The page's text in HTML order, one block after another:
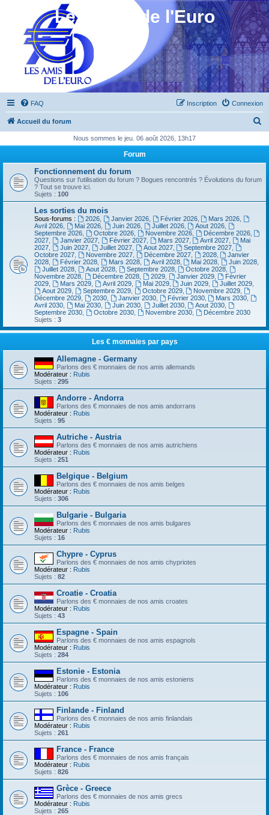
Les Amis de l'Euro
FAQ Connexion
Inscription
Accueil du forum
h
Nous sommes le jeu. 06 août 2026, 13h17
Forum
Fonctionnement du forum
Questions sur l'utilisation du forum ? Bogues rencontrés ? Évolutions du forum
? Tout se trouve ici.
Sujets : 100
Les sorties du mois
Sous-forums : 2026, Janvier 2026, Février 2026, Mars 2026
Avril 2026
Mai 2026, Juin 2026, Juillet 2026, Aout 2026
Septembre 2026
Octobre 2026, Novembre 2026, Décembre 2026,
2027
Janvier 2027, Février 2027, Mars 2027, Avril 2027
Mai
2027
Juin 2027, Juillet 2027, Aout 2027, Septembre 2027
Octobre 2027
Novembre 2027, Décembre 2027, 2028,
Janvier
2028
Février 2028, Mars 2028, Avril 2028, Mai 2028 Juin 2028
Juillet 2028, Aout 2028, Septembre 2028, Octobre 2028
Novembre 2028
Décembre 2028, 2029, Janvier 2029,
Février
2029
Mars 2029, Avril 2029, Mai 2029, Juin 2029 Juillet 2029
Aout 2029, Septembre 2029, Octobre 2029, Novembre 2029
Décembre 2029
2030, Janvier 2030, Février 2030, Mars 2030
Avril 2030
Mai 2030, Juin 2030, Juillet 2030, Aout 2030
Septembre 2030
Octobre 2030, Novembre 2030,
Décembre 2030
Sujets : 3
Les € monnaies par pays
Allemagne - Germany
Parlons des € monnaies de nos amis allemands
Modérateur : Rubis
Sujets : 295
Andorre - Andorra
Parlons des € monnaies de nos amis andorrans
Modérateur : Rubis
Sujets : 95
Autriche - Austria
Parlons des € monnaies de nos amis autrichiens
Modérateur : Rubis
Sujets : 251
Belgique - Belgium
Parlons des € monnaies de nos amis belges
Modérateur : Rubis
Sujets : 306
Bulgarie - Bulgaria
Parlons des € monnaies de nos amis bulgares
Modérateur : Rubis
Sujets : 16
Chypre - Cyprus
Parlons des € monnaies de nos amis chypriotes
Modérateur : Rubis
Sujets : 82
Croatie - Croatia
Parlons des € monnaies de nos amis croates
Modérateur : Rubis
Sujets : 43
Espagne - Spain
Parlons des € monnaies de nos amis espagnols
Modérateur : Rubis
Sujets : 284
Estonie - Estonia
Parlons des € monnaies de nos amis estoniens
Modérateur : Rubis
Sujets : 106
Finlande - Finland
Parlons des € monnaies de nos amis finlandais
Modérateur : Rubis
Sujets : 261
France - France
Parlons des € monnaies de nos amis français
Modérateur : Rubis
Sujets : 826
Grèce - Greece
Parlons des € monnaies de nos amis grecs
Modérateur : Rubis
Sujets : 265